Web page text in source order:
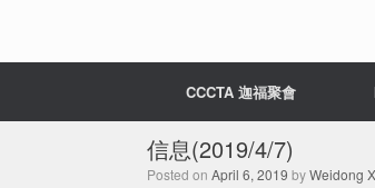
CCCTA 迦福聚會
信息(2019/4/7)
Posted on April 6, 2019 byWeidong